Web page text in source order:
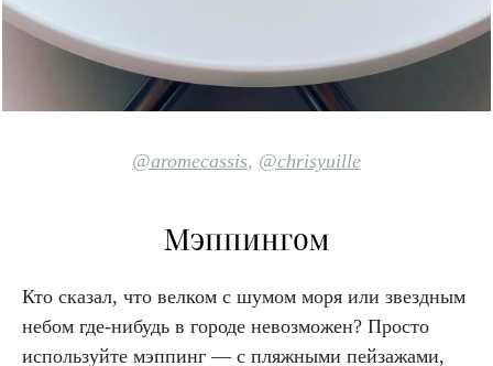
@aromecassis, @chrisyuille
Мэппингом
Кто сказал, что велком с шумом моря или звездным
небом где-нибудь в городе невозможен? Просто
используйте мэппинг — с пляжными пейзажами,